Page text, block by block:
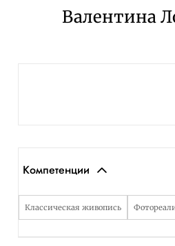
Валентина
Компетенции
Классическая живопись